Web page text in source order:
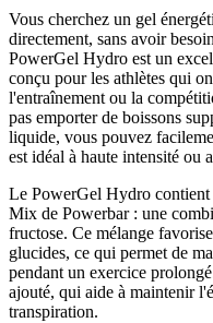
plusieurs
variantes.
Cette
option
peut
être
sélectionnée
sur
page
du
produit
Vous cherchez un gel
directement, sans avoir
PowerGel Hydro est un
conçu pour les athlètes qui
l'entraînement ou la
pas emporter de boissons
liquide, vous pouvez
est idéal à haute intensité ou
Le PowerGel Hydro
Mix de Powerbar : une
fructose. Ce mélange
glucides, ce qui permet de
pendant un exercice
ajouté, qui aide à maintenir
transpiration.